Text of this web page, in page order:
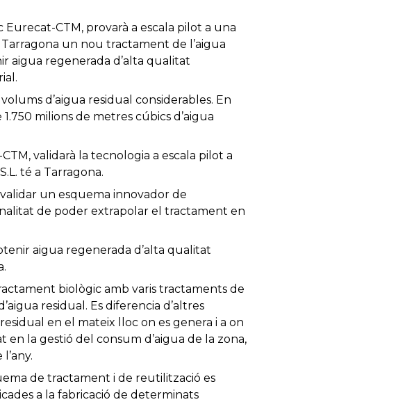
CTM, provarà a escala pilot a una
un nou tractament de l’aigua
aigua regenerada d’alta qualitat
d’aigua residual considerables. En
milions de metres cúbics d’aigua
validarà la tecnologia a escala pilot a
té a Tarragona.
un esquema innovador de
de poder extrapolar el tractament en
aigua regenerada d’alta qualitat
biològic amb varis tractaments de
residual. Es diferencia d’altres
en el mateix lloc on es genera i a on
la gestió del consum d’aigua de la zona,
de tractament i de reutilització es
a la fabricació de determinats